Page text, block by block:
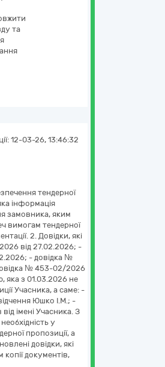
та
12-03-26, 13:46:32
тендерної
інформація
замовника, яким
вимогам тендерної
2. Довідки, які
від 27.02.2026; -
- довідка №
№ 453-02/2026
яка з 01.03.2026 не
Учасника, а саме: -
Юшко І.М.; -
імені Учасника. З
у
пропозиції, а
довідки, які
документів,